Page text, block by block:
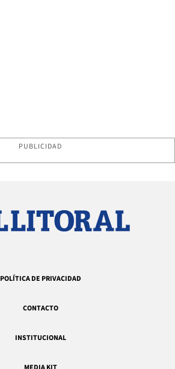
PUBLICIDAD
POLÍTICA DE PRIVACIDAD
CONTACTO
INSTITUCIONAL